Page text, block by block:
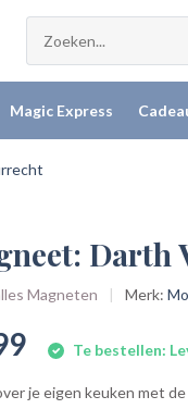
Magic Express
Darth
Magneten Merk:
Te bestellen:
je eigen keuken met